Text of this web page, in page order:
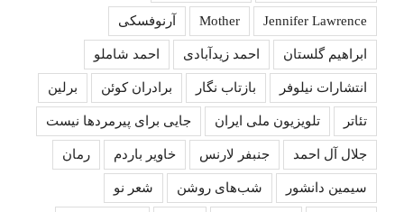
Jennifer Lawrence
Mother آرنوفسکی
ابراهیم گلستان احمد زیدآبادی احمد شاملو
انتشارات نیلوفر بازتاب نگار برادران کوئن برلین
تئاتر تلویزیون ملی ایران جایی برای پیرمردها نیست
جلال آل احمد جنبفر لارنس خاویر باردم رمان
سیمین دانشور شب‌های روشن شعر نو